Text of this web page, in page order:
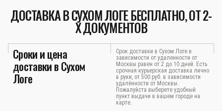
ДОСТАВКА В СУХОМ ЛОГЕ БЕСПЛАТНО, ОТ 2-
Х ДОКУМЕНТОВ
Сроки и цена
доставки в Сухом
Логе
Срок доставки в Сухом Логе в
зависимости от удаленности от
Москвы равен от 2 до 10 дней. Есть
срочная курьерская доставка лично
в руки, от 500 руб. в зависимости
удалённости от Москвы.
Пожалуйста выберете удобный
пункт выдачи в вашем городе на
карте.